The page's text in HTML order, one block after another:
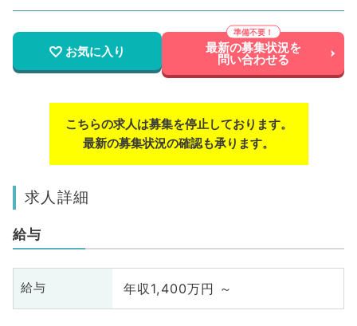
お気に入り 最新の募集状況を
問い合わせる
こちらの求人は募集を停止しております。
最新の募集状況の確認も承ります。
求人詳細
給与
給与 年収1,400万円 ～